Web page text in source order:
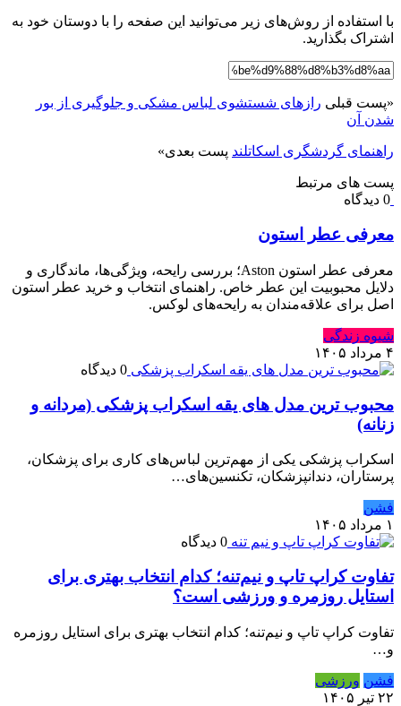
با استفاده از روش‌های زیر می‌توانید این صفحه را با دوستان خود به
اشتراک بگذارید.
«پست قبلی رازهای شستشوی لباس مشکی و جلوگیری از بور
شدن آن
راهنمای گردشگری اسکاتلند پست بعدی»
پست های مرتبط
0 دیدگاه
معرفی عطر استون
معرفی عطر استون Aston؛ بررسی رایحه، ویژگی‌ها، ماندگاری و
دلایل محبوبیت این عطر خاص. راهنمای انتخاب و خرید عطر استون
اصل برای علاقه‌مندان به رایحه‌های لوکس.
شیوه زندگی
۴ مرداد ۱۴۰۵
0 دیدگاه
محبوب ترین مدل های یقه اسکراب پزشکی (مردانه و
زنانه)
اسکراب پزشکی یکی از مهم‌ترین لباس‌های کاری برای پزشکان،
پرستاران، دندانپزشکان، تکنسین‌های…
فشن
۱ مرداد ۱۴۰۵
0 دیدگاه
تفاوت کراپ تاپ و نیم‌تنه؛ کدام انتخاب بهتری برای
استایل روزمره و ورزشی است؟
تفاوت کراپ تاپ و نیم‌تنه؛ کدام انتخاب بهتری برای استایل روزمره
و…
فشن ورزشی
۲۲ تیر ۱۴۰۵